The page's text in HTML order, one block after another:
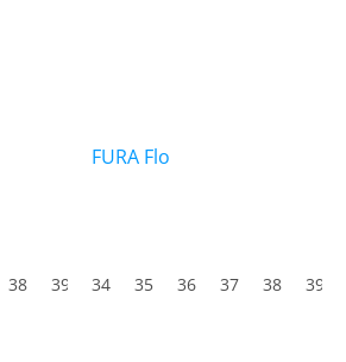
38 39 40 41 42 43 44 45
FURA Flo
34 35 36 37 38 39